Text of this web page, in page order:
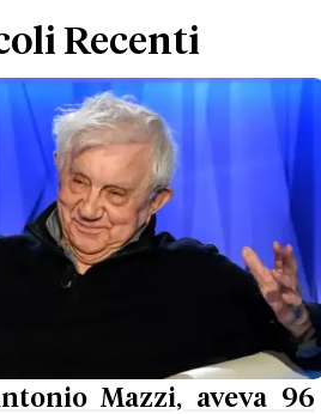
Recenti
Mazzi, aveva 96